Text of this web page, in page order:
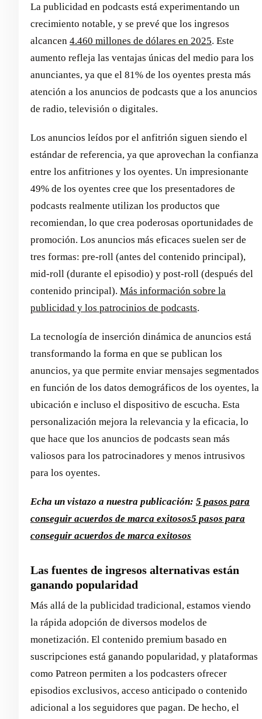
La publicidad en podcasts está experimentando un
crecimiento notable, y se prevé que los ingresos
alcancen 4.460 millones de dólares en 2025. Este
aumento refleja las ventajas únicas del medio para los
anunciantes, ya que el 81% de los oyentes presta más
atención a los anuncios de podcasts que a los anuncios
de radio, televisión o digitales.
Los anuncios leídos por el anfitrión siguen siendo el
estándar de referencia, ya que aprovechan la confianza
entre los anfitriones y los oyentes. Un impresionante
49% de los oyentes cree que los presentadores de
podcasts realmente utilizan los productos que
recomiendan, lo que crea poderosas oportunidades de
promoción. Los anuncios más eficaces suelen ser de
tres formas: pre-roll (antes del contenido principal),
mid-roll (durante el episodio) y post-roll (después del
contenido principal). Más información sobre la
publicidad y los patrocinios de podcasts.
La tecnología de inserción dinámica de anuncios está
transformando la forma en que se publican los
anuncios, ya que permite enviar mensajes segmentados
en función de los datos demográficos de los oyentes, la
ubicación e incluso el dispositivo de escucha. Esta
personalización mejora la relevancia y la eficacia, lo
que hace que los anuncios de podcasts sean más
valiosos para los patrocinadores y menos intrusivos
para los oyentes.
Echa un vistazo a nuestra publicación: 5 pasos para
conseguir acuerdos de marca exitosos5 pasos para
conseguir acuerdos de marca exitosos
Las fuentes de ingresos alternativas están
ganando popularidad
Más allá de la publicidad tradicional, estamos viendo
la rápida adopción de diversos modelos de
monetización. El contenido premium basado en
suscripciones está ganando popularidad, y plataformas
como Patreon permiten a los podcasters ofrecer
episodios exclusivos, acceso anticipado o contenido
adicional a los seguidores que pagan. De hecho, el